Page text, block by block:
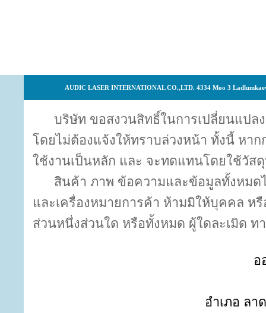
AUDIC LASER INTERNATIONAL CO.,LTD. 4334 Moo 3
บริษัท ขอสงวนสิทธิ์ในการเปลี่ยนแปลง
โดยไม่ต้องแจ้งให้ทราบล่วงหน้า ทั้งนี้ หา
ใช้งานเป็นหลัก และ จะทดแทนโดยใช้วัส
สินค้า ภาพ ข้อความและข้อมูลทั้งหมด
และเครื่องหมายการค้า ห้ามมิให้บุคคล ห
ส่วนหนึ่งส่วนใด หรือทั้งหมด ผู้ใดละเมิด
อ
อำเภอ ล